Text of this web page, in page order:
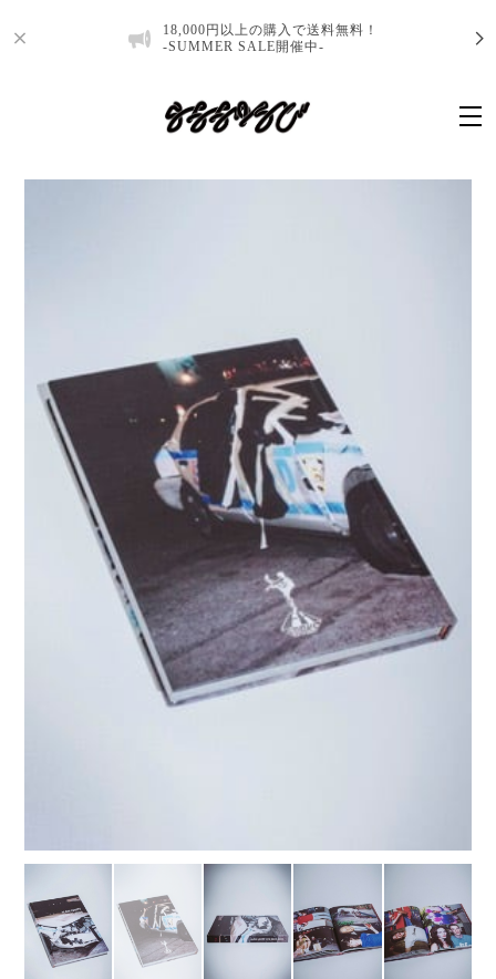
18,000円以上の購入で送料無料！
-SUMMER SALE開催中-